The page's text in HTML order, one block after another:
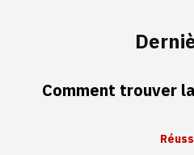
Comment trouver